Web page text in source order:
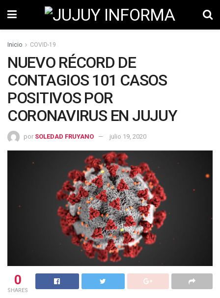
Inicio COVID-19
NUEVO RÉCORD DE
CONTAGIOS 101 CASOS
POSITIVOS POR
CORONAVIRUS EN JUJUY
por SOLEDAD FRUYANO julio 19, 2020
0
SHARES